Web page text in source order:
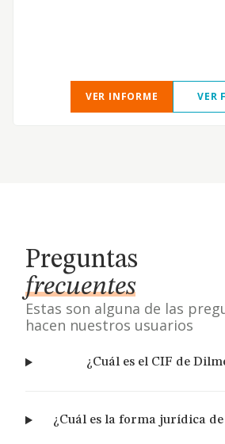
VER INFORME VER
Preguntas
frecuentes
Estas son alguna de las
hacen nuestros usuarios
¿Cuál es el CIF de
¿Cuál es la forma jurídica de